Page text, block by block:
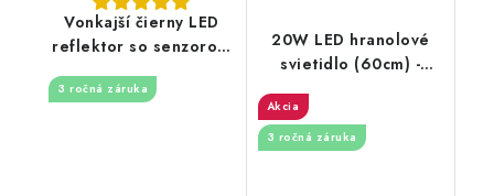
Vonkajší čierny LED
reflektor so senzorom
LF7022S
3 ročná záruka
20W LED hranolové
svietidlo (60cm) -
Akcia
3 ročná záruka